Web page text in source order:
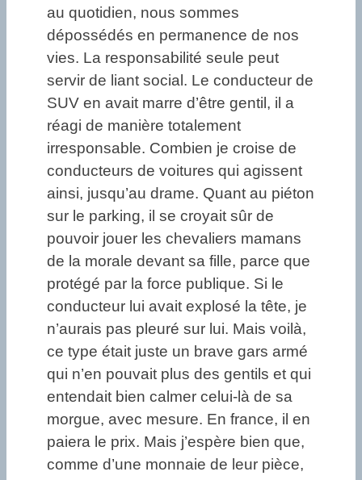
au quotidien, nous sommes
dépossédés en permanence de nos
vies. La responsabilité seule peut
servir de liant social. Le conducteur de
SUV en avait marre d’être gentil, il a
réagi de manière totalement
irresponsable. Combien je croise de
conducteurs de voitures qui agissent
ainsi, jusqu’au drame. Quant au piéton
sur le parking, il se croyait sûr de
pouvoir jouer les chevaliers mamans
de la morale devant sa fille, parce que
protégé par la force publique. Si le
conducteur lui avait explosé la tête, je
n’aurais pas pleuré sur lui. Mais voilà,
ce type était juste un brave gars armé
qui n’en pouvait plus des gentils et qui
entendait bien calmer celui-là de sa
morgue, avec mesure. En france, il en
paiera le prix. Mais j’espère bien que,
comme d’une monnaie de leur pièce,